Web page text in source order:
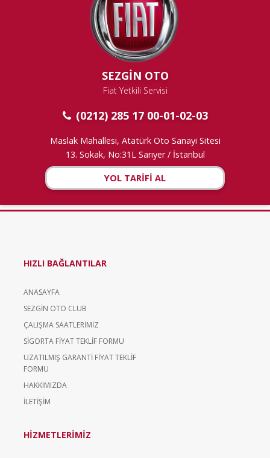
SEZGİN OTO
Fiat Yetkili Servisi
(0212) 285 17 00-01-02-03
Maslak Mahallesi, Atatürk Oto Sanayi Sitesi
13. Sokak, No:31L Sarıyer / İstanbul
YOL TARİFİ AL
HIZLI BAĞLANTILAR
ANASAYFA
SEZGİN OTO CLUB
ÇALIŞMA SAATLERİMİZ
SİGORTA FİYAT TEKLİF FORMU
UZATILMIŞ GARANTİ FİYAT TEKLİF
FORMU
HAKKIMIZDA
İLETİŞİM
HİZMETLERİMİZ